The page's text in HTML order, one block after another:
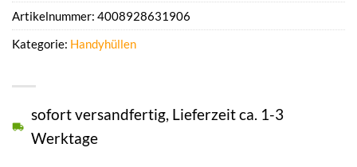
sofort versandfertig, Lieferzeit ca. 1-3
Werktage
Artikelnummer: 4008928631906
Kategorie: Handyhüllen